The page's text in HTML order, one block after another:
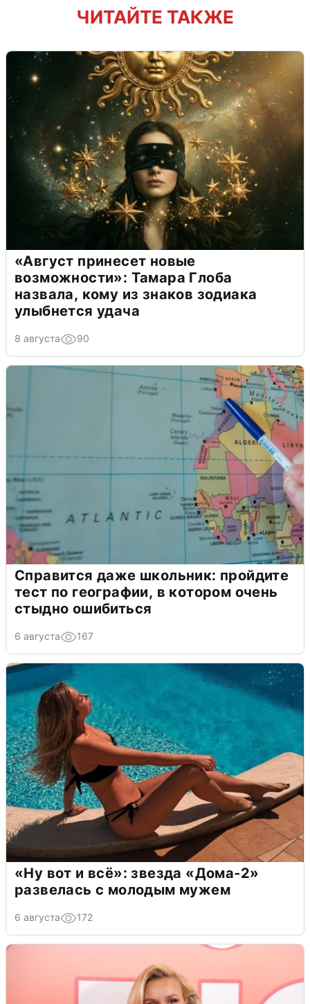
ЧИТАЙТЕ ТАКЖЕ
«Август принесет новые
возможности»: Тамара Глоба
назвала, кому из знаков зодиака
улыбнется удача
8 августа 90
Справится даже школьник: пройдите
тест по географии, в котором очень
стыдно ошибиться
6 августа 167
«Ну вот и всё»: звезда «Дома-2»
развелась с молодым мужем
6 августа 172